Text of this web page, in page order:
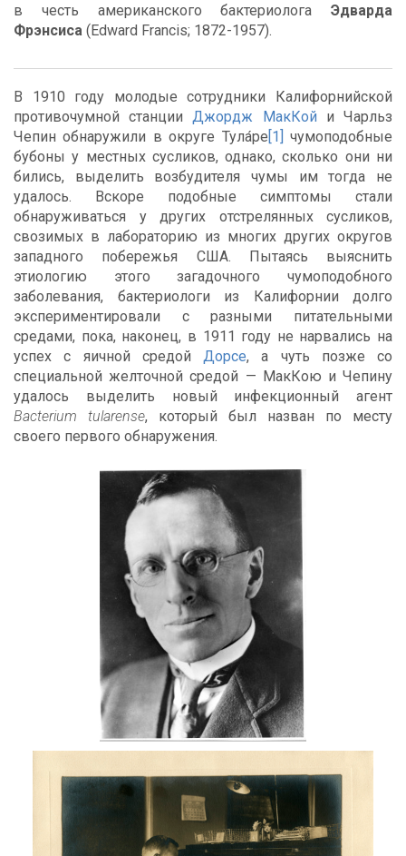
в честь американского бактериолога Эдварда
Фрэнсиса (Edward Francis; 1872-1957).
В 1910 году молодые сотрудники Калифорнийской
противочумной станцииДжордж МакКой и Чарльз
Чепин обнаружили в округе Тула́ре[1] чумоподобные
бубоны у местных сусликов, однако, сколько они ни
бились, выделить возбудителя чумы им тогда не
удалось. Вскоре подобные симптомы стали
обнаруживаться у других отстрелянных сусликов,
свозимых в лабораторию из многих других округов
западного побережья США. Пытаясь выяснить
этиологию этого загадочного чумоподобного
заболевания, бактериологи из Калифорнии долго
экспериментировали с разными питательными
средами, пока, наконец, в 1911 году не нарвались на
успех с яичной средой Дорсе, а чуть позже со
специальной желточной средой — МакКою и Чепину
удалось выделить новый инфекционный агент
Bacterium tularense, который был назван по месту
своего первого обнаружения.